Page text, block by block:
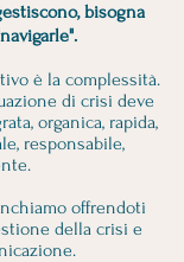
bisogna
è la complessità.
di crisi deve
organica, rapida,
responsabile,
offrendoti
della crisi e